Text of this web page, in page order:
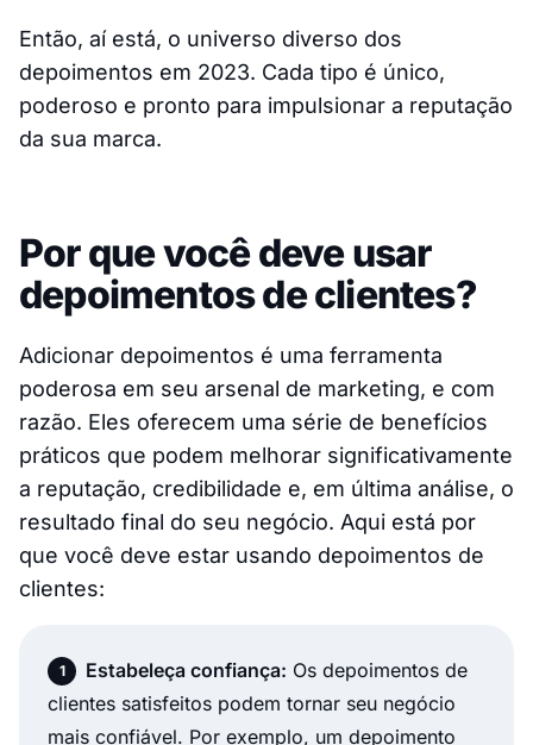
Então, aí está, o universo diverso dos
depoimentos em 2023. Cada tipo é único,
poderoso e pronto para impulsionar a reputação
da sua marca.
Por que você deve usar
depoimentos de clientes?
Adicionar depoimentos é uma ferramenta
poderosa em seu arsenal de marketing, e com
razão. Eles oferecem uma série de benefícios
práticos que podem melhorar significativamente
a reputação, credibilidade e, em última análise, o
resultado final do seu negócio. Aqui está por
que você deve estar usando depoimentos de
clientes:
Estabeleça confiança: Os depoimentos de
clientes satisfeitos podem tornar seu negócio
mais confiável. Por exemplo, um depoimento